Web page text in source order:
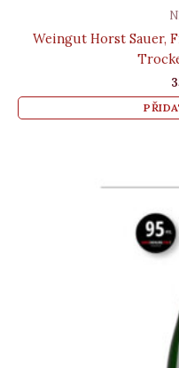
Weingut Horst Sauer,